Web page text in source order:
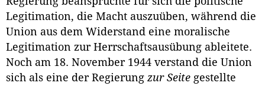
Legitimation, die Macht auszuüben, während die
Union aus dem Widerstand eine moralische
Legitimation zur Herrschaftsausübung ableitete.
Noch am 18. November 1944 verstand die Union
sich als eine der Regierung zur Seite gestellte